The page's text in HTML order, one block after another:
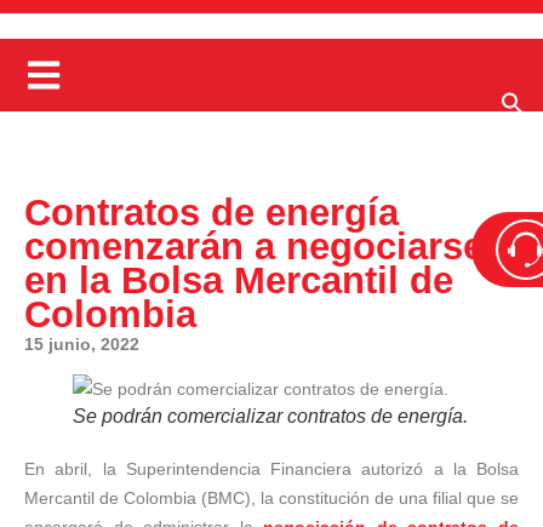
Contratos de energía
comenzarán a negociarse
en la Bolsa Mercantil de
Colombia
15 junio, 2022
Se podrán comercializar contratos de energía.
En abril, la Superintendencia Financiera autorizó a la Bolsa
Mercantil de Colombia (BMC), la constitución de una filial que se